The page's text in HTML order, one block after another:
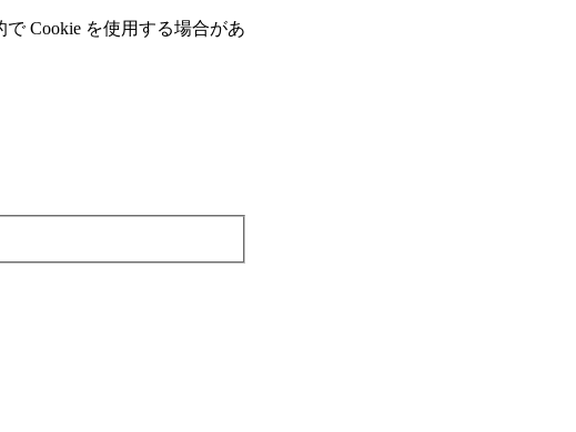
Cookie を使⽤する場合があ